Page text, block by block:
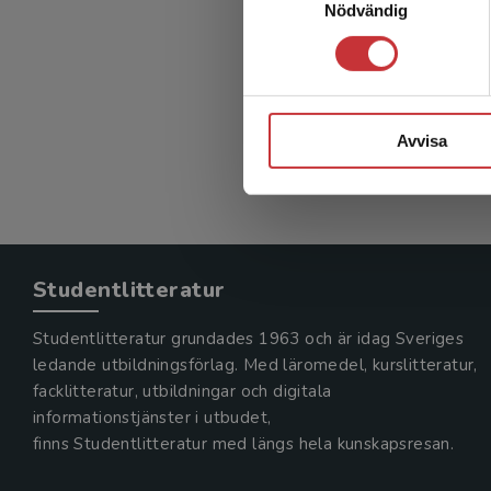
Nödvändig
Avvisa
385 kr
Exkl.
Studentlitteratur
Studentlitteratur grundades 1963 och är idag Sveriges
ledande utbildningsförlag. Med läromedel, kurslitteratur,
facklitteratur, utbildningar och digitala
informationstjänster i utbudet,
finns Studentlitteratur med längs hela kunskapsresan.